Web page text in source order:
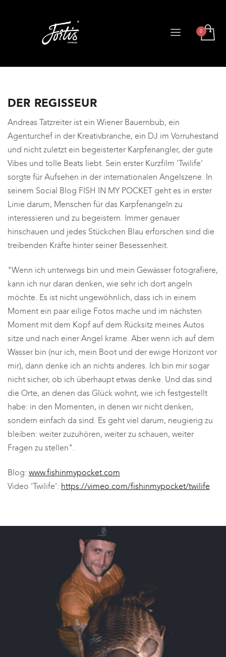
DER REGISSEUR
Andreas Tatzreiter ist ein Wiener Bauernbub, ein
Agenturchef in der Kreativbranche, ein DJ im Vorruhestand
und nicht zuletzt ein begeisterter Karpfenangler, der gute
Vibes und tolle Beats liebt. Sein erster Kurzfilm 'Twilife'
sorgte für Aufsehen in der internationalen Angelszene. In
seinem Social Blog FISH IN MY POCKET geht es in erster
Linie darum, Menschen für das Karpfenangeln zu
interessieren und zu begeistern. Immer genauer
hinschauen und jedes Stückchen Blau erforschen sind die
treibenden Kräfte hinter seiner Besessenheit.
"Wenn ich unterwegs bin und mein Gewässer fotografiere,
kann ich nur daran denken, wie sehr ich dort angeln
möchte. Es ist nicht ungewöhnlich, dass ich in einem
Moment ein paar eilige Fotos mache und im nächsten
Moment mit dem Kopf auf dem Rücksitz meines Autos
sitze und nach einer Angel krame. Aber wenn ich auf dem
Wasser bin (nur ich, mein Boot und der ewige Horizont vor
mir), dann denke ich an nichts anderes. Ich bin mir sogar
nicht sicher, ob ich überhaupt etwas denke. Und das sind
die Orte, an denen das Glück wohnt, wie ich festgestellt
habe: in den Momenten, in denen wir nicht denken,
sondern einfach da sind. Es geht viel darum, neugierig zu
bleiben: weiter zuzuhören, weiter zu schauen, weiter
Fragen zu stellen".
Blog: www.fishinmypocket.com
Video 'Twilife': https://vimeo.com/fishinmypocket/twilife